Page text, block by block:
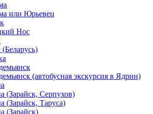
или Юрьевец
Нос
(автобусная экскурсия в Ядрин)
(Зарайск, Серпухов)
(Зарайск, Таруса)
(Зарайск)